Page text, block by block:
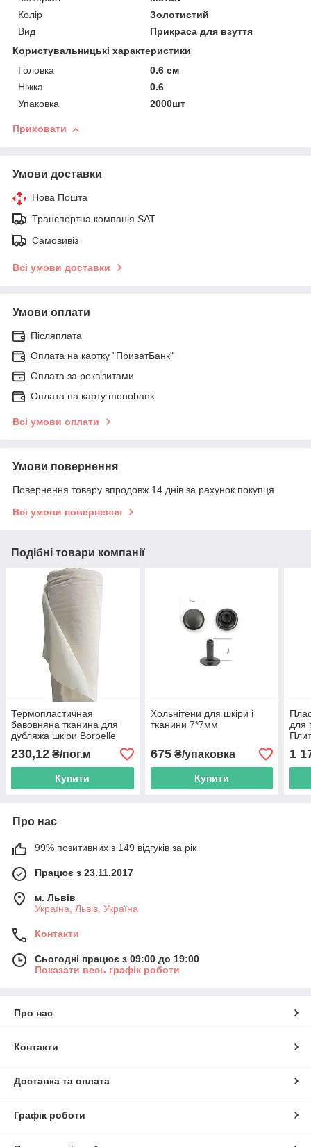
Колір
Золотистий
Вид
Прикраса для взуття
Користувальницькі характеристики
Головка
0.6 см
Ніжка
0.6
Упаковка
2000шт
Приховати
Умови доставки
Нова Пошта
Транспортна компанія SAT
Самовивіз
Всі умови доставки
Умови оплати
Післяплата
Оплата на картку "ПриватБанк"
Оплата за реквізитами
Оплата на карту monobank
Всі умови оплати
Умови повернення
Повернення товару впродовж 14 днів за рахунок покупця
Всі умови повернення
Подібні товари компанії
Термопластичная
бавовняна тканина для
дубляжа шкіри Borpelle
230,12 ₴/пог.м
Купити
Хольнітени для шкіри і
тканини 7*7мм
675₴/упаковка
Купити
для
1
Про нас
99% позитивних з 149 відгуків за рік
Працює з 23.11.2017
м. Львів
Україна, Львів, Україна
Контакти
Сьогодні працює з 09:00 до 19:00
Показати весь графік роботи
Про нас
Контакти
Доставка та оплата
Графік роботи